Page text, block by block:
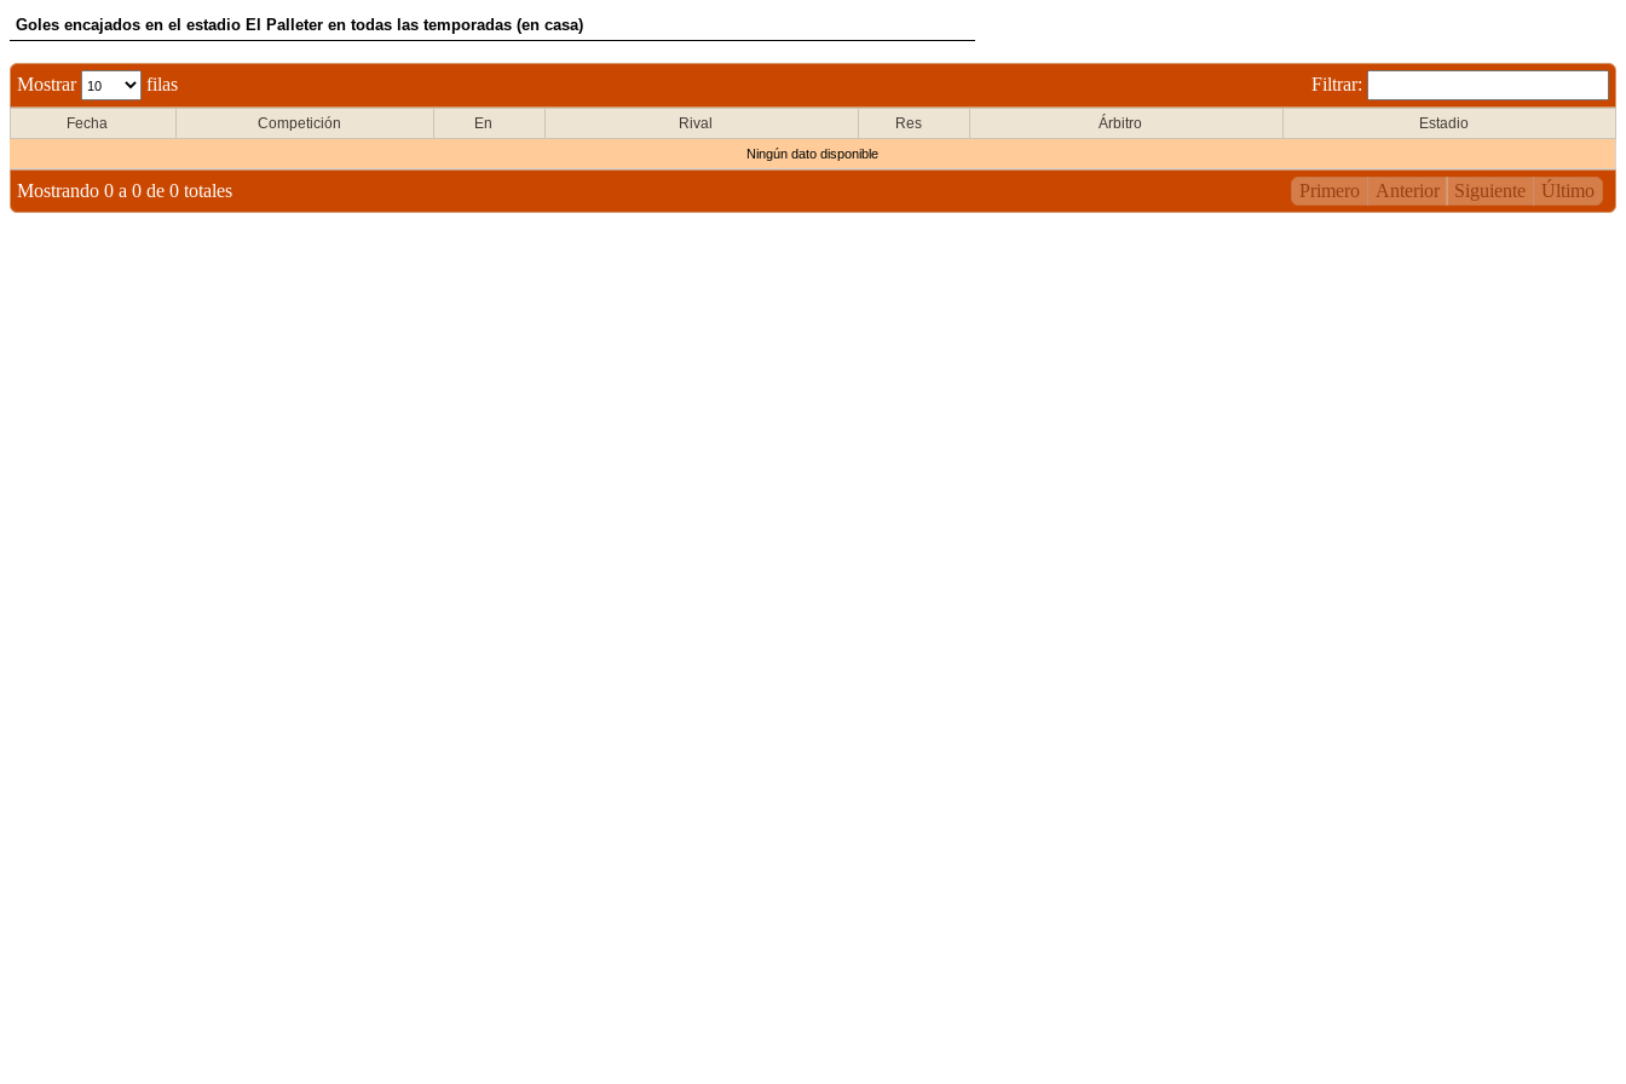
Goles encajados en el estadio El Palleter en todas las temporadas (en casa)
Mostrar filas Filtrar:
Fecha Competición En Rival Res Árbitro Estadio
Ningún dato disponible
Mostrando 0 a 0 de 0 totales Primero Anterior Siguiente Último